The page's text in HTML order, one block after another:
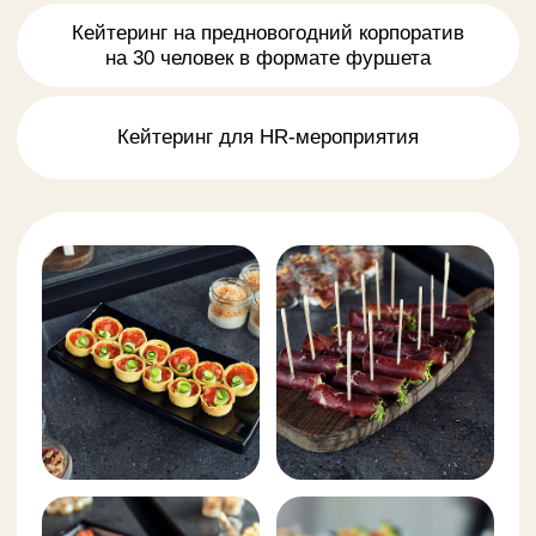
Кейтеринг на предновогодний
корпоратив на 30 человек
в формате фуршета
Задача:
Кейтеринг для HR-мероприятия